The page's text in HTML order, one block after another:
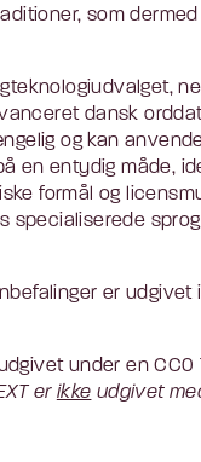
som
dansk
og kan
en entydig måde,
formål og
specialiserede
er udgivet
under en CC0
er ikke udgivet